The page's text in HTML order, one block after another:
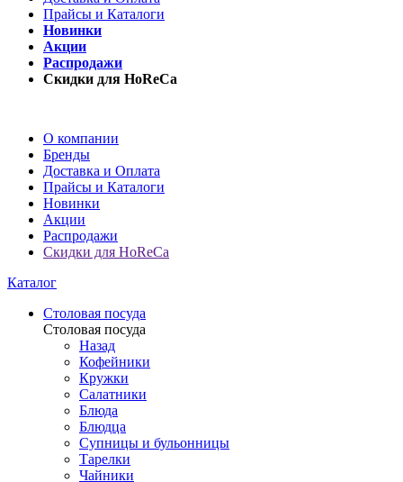
Прайсы и Каталоги
Новинки
Акции
Распродажи
Скидки для HoReCa
О компании
Бренды
Доставка и Оплата
Прайсы и Каталоги
Новинки
Акции
Распродажи
Скидки для HoReCa
Каталог
Столовая посуда
Столовая посуда
Назад
Кофейники
Кружки
Салатники
Блюда
Блюдца
Супницы и бульонницы
Тарелки
Чайники